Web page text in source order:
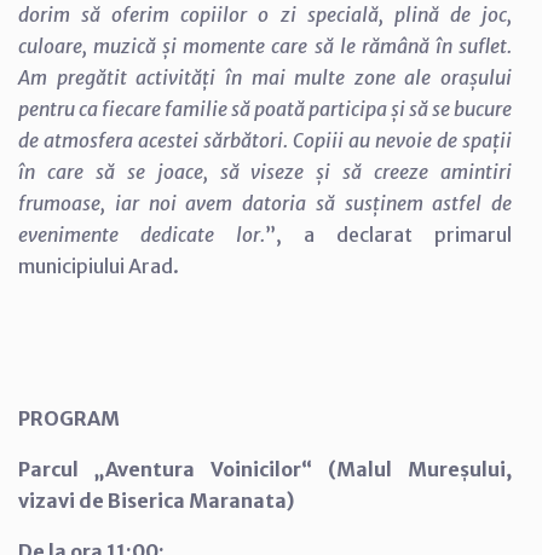
dorim să oferim copiilor o zi specială, plină de joc,
culoare, muzică și momente care să le rămână în suflet.
Am pregătit activități în mai multe zone ale orașului
pentru ca fiecare familie să poată participa și să se bucure
de atmosfera acestei sărbători. Copiii au nevoie de spații
în care să se joace, să viseze și să creeze amintiri
frumoase, iar noi avem datoria să susținem astfel de
evenimente dedicate lor.”, a declarat primarul
municipiului Arad.
PROGRAM
Parcul „Aventura Voinicilor“ (Malul Mureșului,
vizavi de Biserica Maranata)